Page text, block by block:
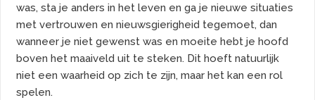
was, sta je anders in het leven en ga je nieuwe situaties
met vertrouwen en nieuwsgierigheid tegemoet, dan
wanneer je niet gewenst was en moeite hebt je hoofd
boven het maaiveld uit te steken. Dit hoeft natuurlijk
niet een waarheid op zich te zijn, maar het kan een rol
spelen.